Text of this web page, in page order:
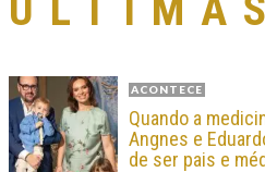
ÚLTIMAS
ACONTECE
Quando a
Angnes e
de ser pais e